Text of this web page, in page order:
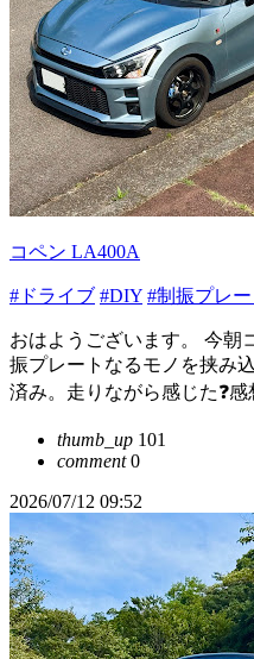
コペン LA400A
#ドライブ #DIY #制振プレー
おはようございます。 今朝
振プレートなるモノを挟み
済み。走りながら感じた❓
thumb_up 101
comment0
2026/07/12 09:52